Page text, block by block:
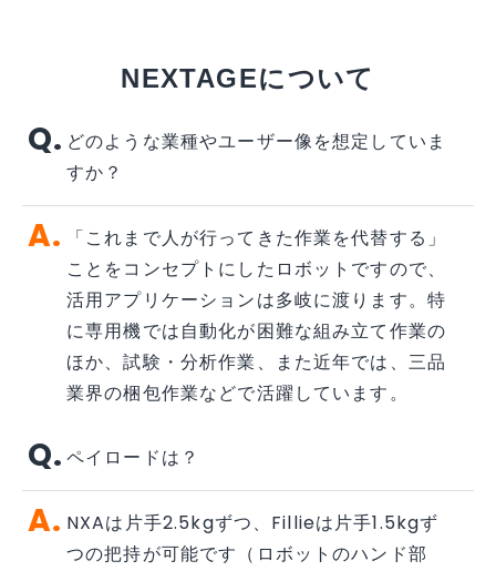
NEXTAGEについて
どのような業種やユーザー像を想定していま
すか？
「これまで人が行ってきた作業を代替する」
ことをコンセプトにしたロボットですので、
活用アプリケーションは多岐に渡ります。特
に専用機では自動化が困難な組み立て作業の
ほか、試験・分析作業、また近年では、三品
業界の梱包作業などで活躍しています。
ペイロードは？
NXAは片手2.5kgずつ、Fillieは片手1.5kgず
つの把持が可能です（ロボットのハンド部